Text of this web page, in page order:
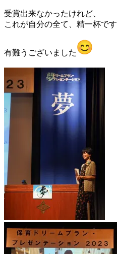
受賞出来なかったけれど、
これが自分の全て、精一杯です
有難うございました